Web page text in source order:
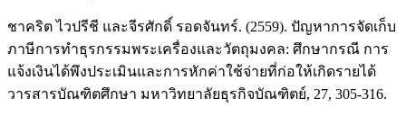
ชาคริต ไวปรีชี และจีรศักดิ์ รอดจันทร์. (2559). ปัญหาการจัดเก็บ
ภาษีการทำธุรกรรมพระเครื่องและวัตถุมงคล: ศึกษากรณี การ
แจ้งเงินได้พึงประเมินและการหักค่าใช้จ่ายที่ก่อให้เกิดรายได้
วารสารบัณฑิตศึกษา มหาวิทยาลัยธุรกิจบัณฑิตย์, 27, 305-316.